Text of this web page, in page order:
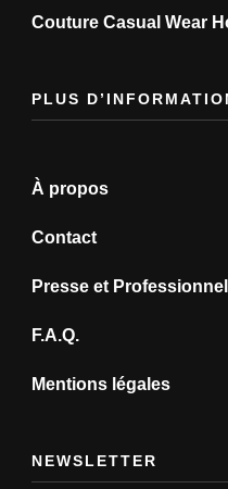
Couture Casual Wear
PLUS
À propos
Contact
Presse et
F.A.Q.
Mentions légales
NEWSLETTER